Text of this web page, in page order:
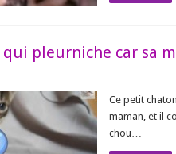
pleurniche car sa
Ce petit
maman, et il
chou…